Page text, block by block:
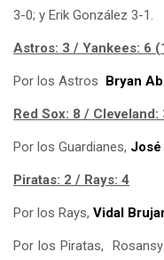
3-0; y Erik González 3-1.
Astros: 3 / Yankees: 6
Por los Astros Bryan
Red Sox: 8 / Cleveland:
Por los Guardianes, José
Piratas: 2 / Rays: 4
Por los Rays, Vidal
Por los Piratas,